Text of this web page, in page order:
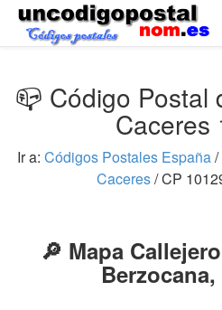
📪 Código Postal
Caceres
Ir a: Códigos Postales España/
Caceres/ CP
🔎 Mapa
Berzocana,